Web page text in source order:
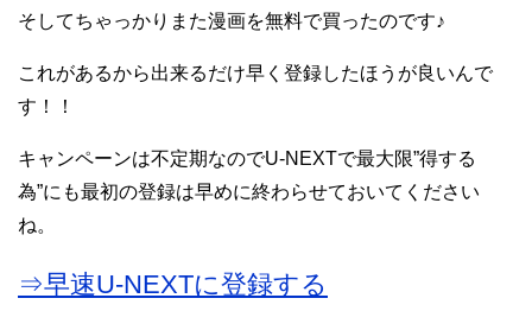
そしてちゃっかりまた漫画を無料で買ったのです♪
これがあるから出来るだけ早く登録したほうが良いんで
す！！
キャンペーンは不定期なのでU-NEXTで最大限”得する
為”にも最初の登録は早めに終わらせておいてください
ね。
⇒早速U-NEXTに登録する